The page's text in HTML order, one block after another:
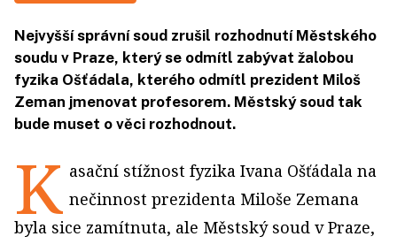
Nejvyšší správní soud zrušil rozhodnutí Městského
soudu v Praze, který se odmítl zabývat žalobou
fyzika Ošťádala, kterého odmítl prezident Miloš
Zeman jmenovat profesorem. Městský soud tak
bude muset o věci rozhodnout.
K asační stížnost fyzika Ivana Ošťádala na
nečinnost prezidenta Miloše Zemana
byla sice zamítnuta, ale Městský soud v Praze,